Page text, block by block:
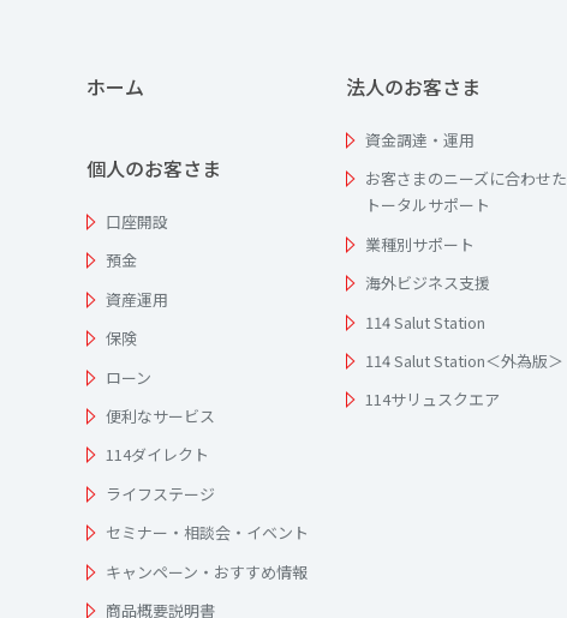
ホーム
個人のお客さま
口座開設
預金
資産運用
保険
ローン
便利なサービス
114ダイレクト
ライフステージ
セミナー・相談会・イベント
キャンペーン・おすすめ情報
商品概要説明書
法人のお客さま
資金調達・運用
お客さまのニーズに合わせた
トータルサポート
業種別サポート
海外ビジネス支援
114 Salut Station
114 Salut Station＜外為版＞
114サリュスクエア